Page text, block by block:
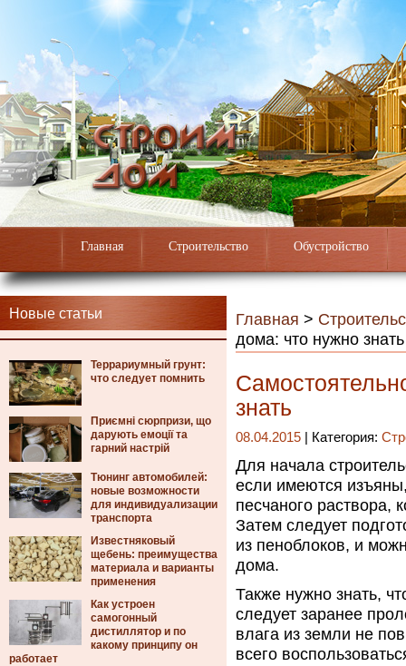
Главная Строительство Обустройство
Новые статьи
Террариумный грунт:
что следует помнить
Приємні сюрпризи, що
дарують емоції та
гарний настрій
Тюнинг автомобилей:
новые возможности
для индивидуализации
транспорта
Известняковый
щебень: преимущества
материала и варианты
применения
Как устроен
самогонный
дистиллятор и по
какому принципу он
работает
Главная >
дома: что нужно знать
знать
08.04.2015 | Категория:
Для начала
если имеются
песчаного раствора,
Затем следует
из пеноблоков, и
дома.
Также нужно знать,
следует заранее
влага из земли не
всего